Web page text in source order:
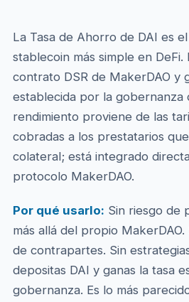
La Tasa de Ahorro de DAI es
stablecoin más simple en DeFi.
contrato DSR de MakerDAO y
establecida por la gobernanza
rendimiento proviene de las
cobradas a los prestatarios
colateral; está integrado
protocolo MakerDAO.
Por qué usarlo: Sin riesgo de
más allá del propio
de contrapartes. Sin
depositas DAI y ganas la tasa
gobernanza. Es lo más